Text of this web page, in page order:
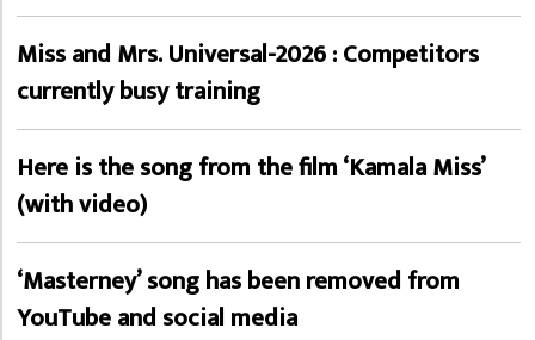
Miss and Mrs. Universal-2026 : Competitors
currently busy training
Here is the song from the film ‘Kamala Miss’
(with video)
‘Masterney’ song has been removed from
YouTube and social media